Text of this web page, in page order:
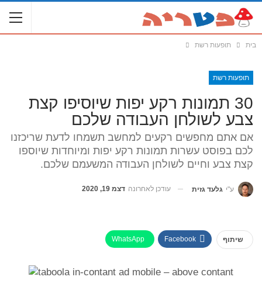
בית תופעות רשת
תופעות רשת
30 תמונות רקע יפות שיוסיפו קצת
צבע לשולחן העבודה שלכם
אם אתם מחפשים רקעים למחשב תשמחו לדעת שריכזנו
לכם בפוסט עשרות תמונות רקע יפות ומיוחדות שיוספו
קצת צבע וחיים לשולחן העבודה המשעמם שלכם.
ע"י גלעד גזית עודכן לאחרונה דצמ 19, 2020
שיתוף Facebook
WhatsApp